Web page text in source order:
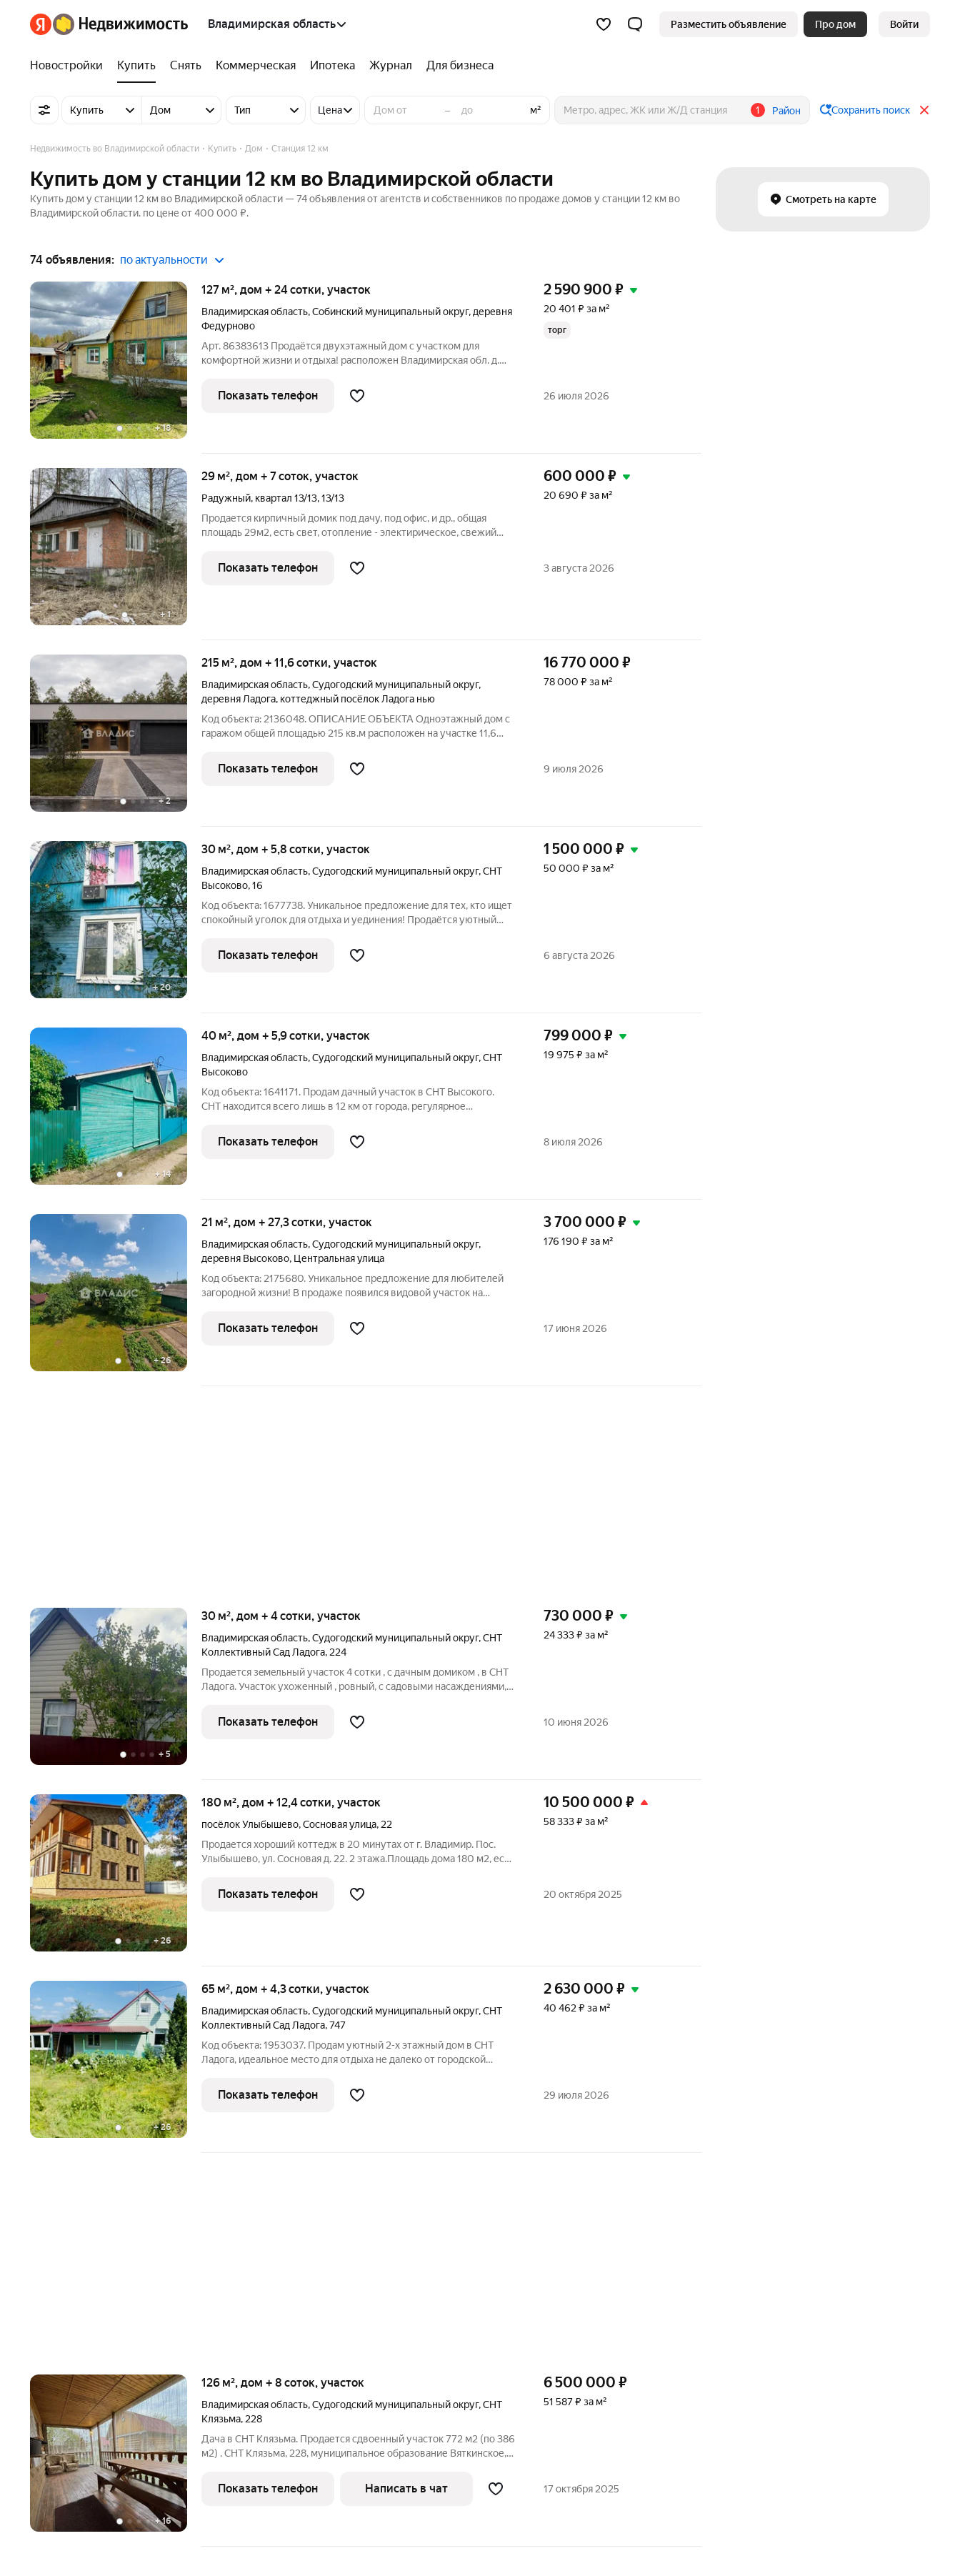
Владимирская область Разместить объявление Про дом Войти
Новостройки Купить Снять Коммерческая Ипотека Журнал Для бизнеса
Купить Дом Тип Цена – м² 1 Район Сохранить поиск
Смотреть на карте
Недвижимость во Владимирской области Купить Дом Станция 12 км
Купить дом у станции 12 км во Владимирской области
Купить дом у станции 12 км во Владимирской области — 74 объявления от агентств и собственников по продаже домов у станции 12 км во
Владимирской области. по цене от 400 000 ₽.
74 объявления: по актуальности
+18
127 м², дом + 24 сотки, участок
Владимирская область,Собинский муниципальный округ, деревня
Федурново
Арт. 86383613 Пpoдаётся двухэтажный дом с участком для
комфортной жизни и отдыха! расположен Владимирская обл. д.
Просторный и светлый двухэтажный дом из бревна подходит для
2 590 900 ₽
20 401 ₽ за м²
торг
Показать телефон 26 июля 2026
+1
29 м², дом + 7 соток, участок
Радужный, квартал 13/13,13/13
Продается кирпичный домик под дачу, под офис, и др., общая
площадь 29м2, есть свет, отопление - электирическое, свежий
торг.
600 000 ₽
20 690 ₽ за м²
Показать телефон 3 августа 2026
+2
215 м², дом + 11,6 сотки, участок
Владимирская область,Судогодский муниципальный округ,
деревня Ладога, коттеджный посёлок Ладога нью
Код объекта: 2136048. ОПИСАНИЕ ОБЪЕКТА Однoэтажный дом с
гарaжом oбщей плoщадью 215 кв.м pacпoлoжeн нa учaстке 11,6
центрa г. Влaдимир. Участок углoвoй, возможен заезд с двух
сторон, на
16 770 000 ₽
78 000 ₽ за м²
Показать телефон 9 июля 2026
+20
30 м², дом + 5,8 сотки, участок
Владимирская область,Судогодский муниципальный округ,СНТ
Высоково,16
Код объекта: 1677738. Уникальное предложение для тех, кто ищет
спокойный уголок для отдыха и уединения! Продаётся уютный
муниципального округа Владимирской области. Дом построен в
2015 году, щитовой.
1 500 000 ₽
50 000 ₽ за м²
Показать телефон 6 августа 2026
+ 14
40 м², дом + 5,9 сотки, участок
Владимирская область,Судогодский муниципальный округ,СНТ
Высоково
Код объекта: 1641171. Продам дачный участок в СНТ Высокого.
СНТ находится всего лишь в 12 км от города, регулярное
Участок ровный, выкошенный, ширина по фасаду 23 м. На участке
находится
799 000 ₽
19 975 ₽ за м²
Показать телефон 8 июля 2026
+26
21 м², дом + 27,3 сотки, участок
Владимирская область,Судогодский муниципальный округ,
деревня Высоково, Центральная улица
Код объекта: 2175680. Уникальное предложение для любителей
загородной жизни! В продаже появился видовой участок на
Владимирской области. Участок идеален для большой семьи или
тем, кто любит
3 700 000 ₽
176 190 ₽ за м²
Показать телефон 17 июня 2026
+ 5
30 м², дом + 4 сотки, участок
Владимирская область,Судогодский муниципальный округ,СНТ
Коллективный Сад Ладога, 224
Пpодaется зeмeльный участок 4 сотки , с дачным дoмиком , в CНT
Лaдогa. Участок уxoженный , poвный, с садовыми насаждениями,
терраска, снаружи обшит сайдингом. Есть место для машины.
Kpаcивыe
730 000 ₽
24 333 ₽ за м²
Показать телефон 10 июня 2026
+26
180 м², дом + 12,4 сотки, участок
посёлок Улыбышево,Сосновая улица, 22
Продается хороший коттедж в 20 минутах от г. Владимир. Пос.
Улыбышево, ул. Сосновая д. 22. 2 этажа.Площадь дома 180 м2, есть
балкон, кухня-гостиная 16,3 м2. Земельный участок в
10 500 000 ₽
58 333 ₽ за м²
Показать телефон 20 октября 2025
+26
65 м², дом + 4,3 сотки, участок
Владимирская область,Судогодский муниципальный округ,СНТ
Коллективный Сад Ладога,747
Код объекта: 1953037. Продам уютный 2-х этажный дом в СНТ
Ладога, идеальное место для отдыха не далеко от городской
автобусное сообщение, есть свой продуктовый магазин, дороги
зимой чистят,
2 630 000 ₽
40 462 ₽ за м²
Показать телефон 29 июля 2026
+16
126 м², дом + 8 соток, участок
Владимирская область,Судогодский муниципальный округ,СНТ
Клязьма, 228
Дача в СНТ Клязьма. Продается сдвоенный участок 772 м2 (по 386
м2) . СНТ Клязьма, 228, муниципальное образование Вяткинское,
располагаются: -Двухэтажный дом S 126 м2 из сруба. На первом
этаже
6 500 000 ₽
51 587 ₽ за м²
Показать телефон Написать в чат 17 октября 2025